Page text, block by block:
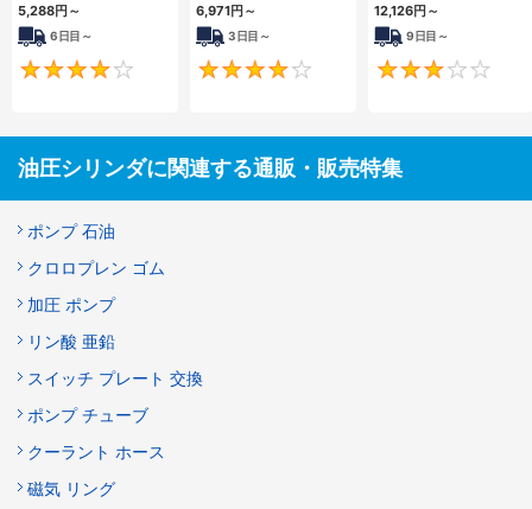
5,288円 ～
6日目～
4
6,971円 ～
3日目～
4
12,126円 ～
9日目～
油圧シリンダに関連する通販・販売特集
ポンプ 石油
クロロプレン ゴム
加圧 ポンプ
リン酸 亜鉛
スイッチ プレート 交換
ポンプ チューブ
クーラント ホース
磁気 リング